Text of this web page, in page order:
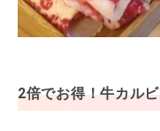
2倍でお得！牛カル